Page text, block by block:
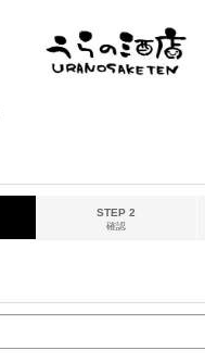
STEP 2
確認